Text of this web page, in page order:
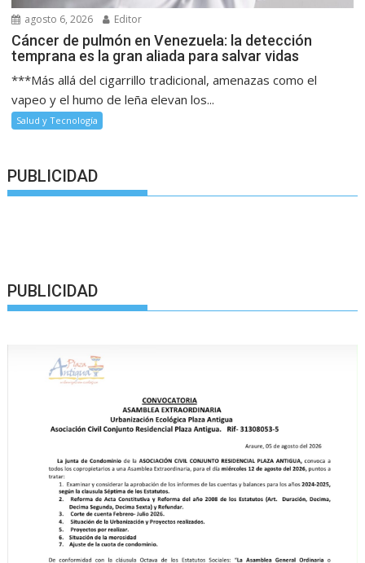
agosto 6, 2026 Editor
Cáncer de pulmón en Venezuela: la detección
temprana es la gran aliada para salvar vidas
***Más allá del cigarrillo tradicional, amenazas como el
vapeo y el humo de leña elevan los...
Salud y Tecnología
PUBLICIDAD
PUBLICIDAD